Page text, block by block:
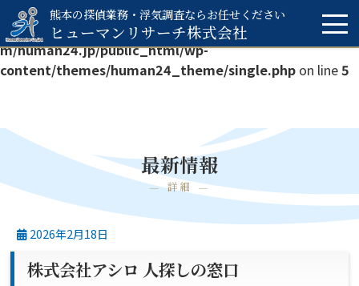
熊本の探偵業務・浮気調査ならお任せください
ヒューマンリサーチ株式会社
Warning: Undefined array key 0 in/home/human-
m/human24.jp/public_html/wp-
content/themes/human24_theme/single.php on line5
最新情報
詳細
2026年2月18日
株式会社アシロ 人探しの窓口